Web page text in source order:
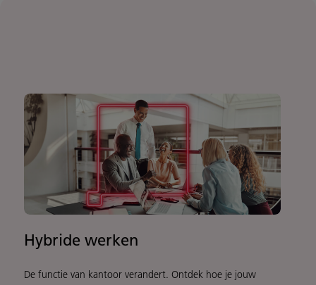
Hybride werken
De functie van kantoor verandert. Ontdek hoe je jouw